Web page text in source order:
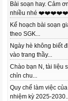
Bài soạn hay. Cảm
nhiều nhé
Kế hoạch bài soạn
theo SGK...
Ngày hè không biết
vào trang thầy...
Chào bạn N, tài liệu
chỉn chu...
Quy chế làm việc
nhiệm kỳ 2025-